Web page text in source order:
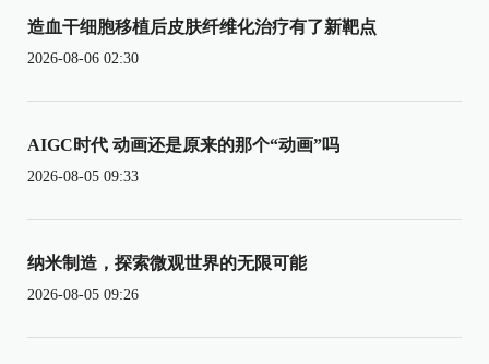
造血干细胞移植后皮肤纤维化治疗有了新靶点
2026-08-06 02:30
AIGC时代 动画还是原来的那个“动画”吗
2026-08-05 09:33
纳米制造，探索微观世界的无限可能
2026-08-05 09:26